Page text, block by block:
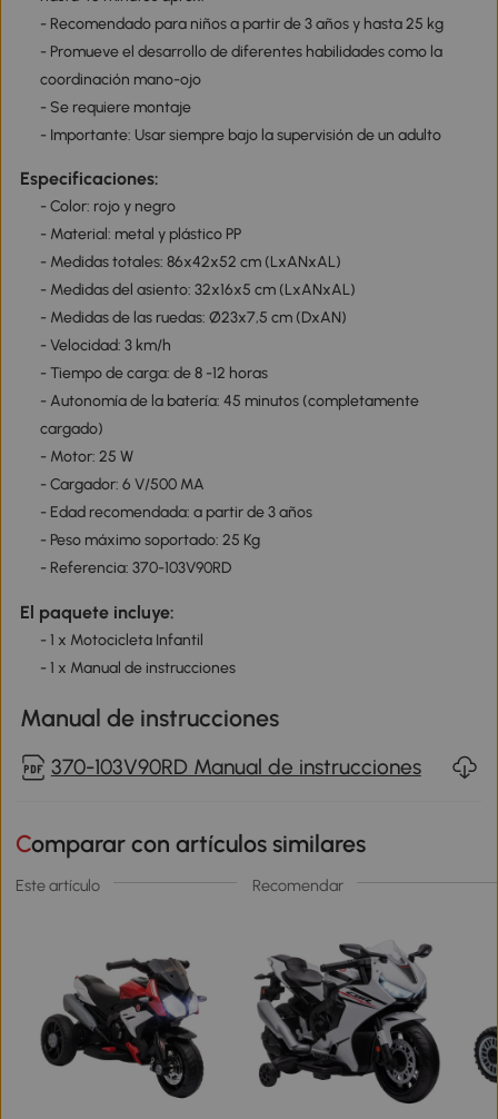
- Recomendado para niños a partir de 3 años y hasta 25 kg
- Promueve el desarrollo de diferentes habilidades como la
coordinación mano-ojo
- Se requiere montaje
- Importante: Usar siempre bajo la supervisión de un adulto
Especificaciones:
- Color: rojo y negro
- Material: metal y plástico PP
- Medidas totales: 86x42x52 cm (LxANxAL)
- Medidas del asiento: 32x16x5 cm (LxANxAL)
- Medidas de las ruedas: Ø23x7,5 cm (DxAN)
- Velocidad: 3 km/h
- Tiempo de carga: de 8 -12 horas
- Autonomía de la batería: 45 minutos (completamente
cargado)
- Motor: 25 W
- Cargador: 6 V/500 MA
- Edad recomendada: a partir de 3 años
- Peso máximo soportado: 25 Kg
- Referencia: 370-103V90RD
El paquete incluye:
- 1 x Motocicleta Infantil
- 1 x Manual de instrucciones
Manual de instrucciones
370-103V90RD Manual de instrucciones
Comparar con artículos similares
Este artículo Recomendar